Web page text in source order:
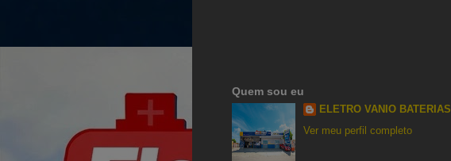
Quem sou eu
ELETRO VANIO BATERIAS
Ver meu perfil completo